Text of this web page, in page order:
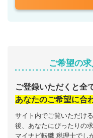
ご希望の
ご登録いただくと全
あなたのご希望に合
サイト内でご覧いただけ
後、あなたにぴったりの
マイナビ転職 税理士でし